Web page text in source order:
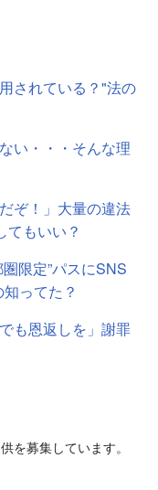
されている？"法の
い・・・そんな理
ぞ！」大量の違法
てもいい？
限定”パスにSNS
ってた？
も恩返しを」謝罪
を募集しています。